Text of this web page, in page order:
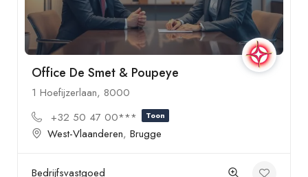
Office De Smet & Poupeye
1 Hoefijzerlaan, 8000
+32 50 47 00***
Toon
West-Vlaanderen, Brugge
Bedrijfsvastgoed